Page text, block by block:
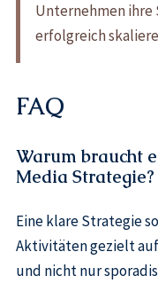
Unternehmen ihre
erfolgreich
FAQ
Warum braucht
Media Strategie?
Eine klare Strategie
Aktivitäten gezielt
und nicht nur